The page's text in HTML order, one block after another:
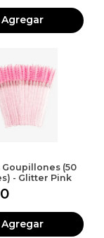
Agregar
Goupillones (50
- Glitter Pink
Agregar